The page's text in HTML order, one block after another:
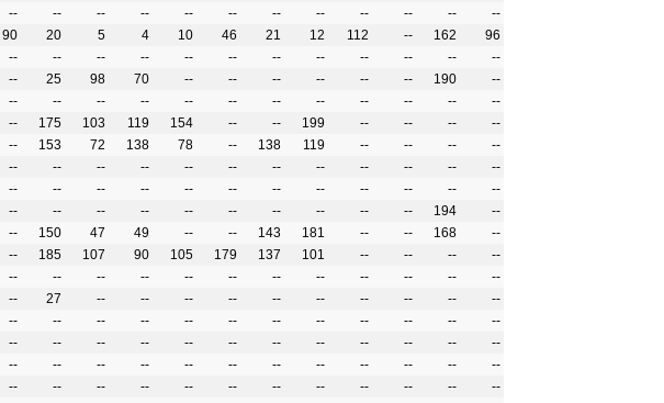
-- -- -- -- -- -- -- -- -- -- --
--
90 20 5 4 10 46 21 12 112 -- 162
96
-- -- -- -- -- -- -- -- -- -- --
--
-- 25 98 70 -- -- -- -- -- -- 190
--
-- -- -- -- -- -- -- -- -- -- --
--
-- 175 103 119 154 -- -- 199 -- -- --
--
-- 153 72 138 78 -- 138 119 -- -- --
--
-- -- -- -- -- -- -- -- -- -- --
--
-- -- -- -- -- -- -- -- -- -- --
--
-- -- -- -- -- -- -- -- -- -- 194
--
-- 150 47 49 -- -- 143 181 -- -- 168
--
-- 185 107 90 105 179 137 101 -- -- --
--
-- -- -- -- -- -- -- -- -- -- --
--
-- 27 -- -- -- -- -- -- -- -- --
--
-- -- -- -- -- -- -- -- -- -- --
--
-- -- -- -- -- -- -- -- -- -- --
--
-- -- -- -- -- -- -- -- -- -- --
--
-- -- -- -- -- -- -- -- -- -- --
--